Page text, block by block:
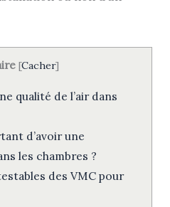
[Cacher]
qualité de l’air dans
d’avoir une
les chambres ?
des VMC pour